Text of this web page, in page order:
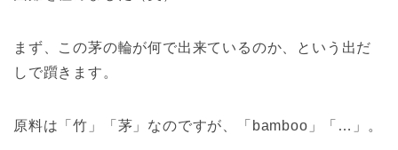
まず、この茅の輪が何で出来ているのか、という出だ
しで躓きます。
原料は「竹」「茅」なのですが、「bamboo」「…」。